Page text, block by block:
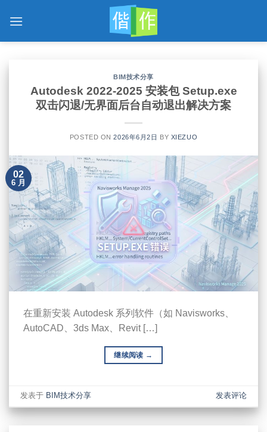
BIM技术分享
Autodesk 2022-2025 安装包 Setup.exe
双击闪退/无界面后台自动退出解决方案
POSTED ON2026年6月2日 BY XIEZUO
02
6 月
在重新安装 Autodesk 系列软件（如 Navisworks、
AutoCAD、3ds Max、Revit […]
继续阅读 →
发表于 BIM技术分享 发表评论